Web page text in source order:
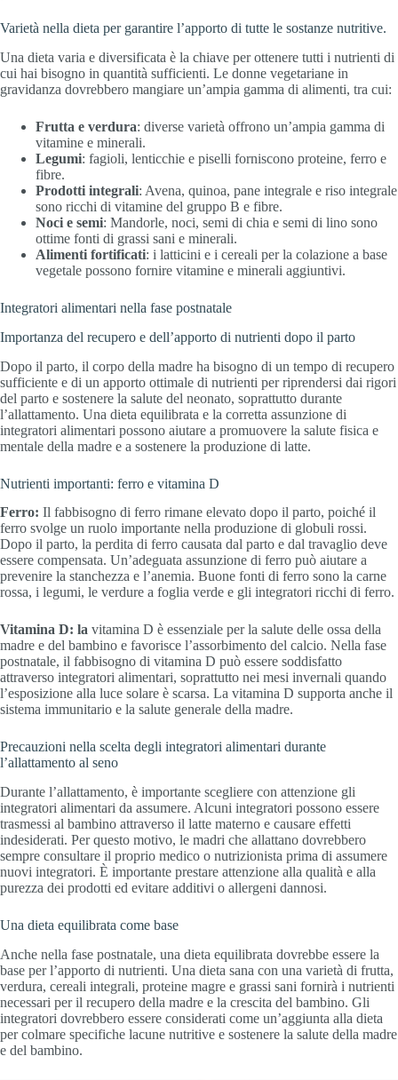
Varietà nella dieta per garantire l’apporto di tutte le sostanze nutritive.
Una dieta varia e diversificata è la chiave per ottenere tutti i nutrienti di
cui hai bisogno in quantità sufficienti. Le donne vegetariane in
gravidanza dovrebbero mangiare un’ampia gamma di alimenti, tra cui:
Frutta e verdura: diverse varietà offrono un’ampia gamma di
vitamine e minerali.
Legumi: fagioli, lenticchie e piselli forniscono proteine, ferro e
fibre.
Prodotti integrali: Avena, quinoa, pane integrale e riso integrale
sono ricchi di vitamine del gruppo B e fibre.
Noci e semi: Mandorle, noci, semi di chia e semi di lino sono
ottime fonti di grassi sani e minerali.
Alimenti fortificati: i latticini e i cereali per la colazione a base
vegetale possono fornire vitamine e minerali aggiuntivi.
Integratori alimentari nella fase postnatale
Importanza del recupero e dell’apporto di nutrienti dopo il parto
Dopo il parto, il corpo della madre ha bisogno di un tempo di recupero
sufficiente e di un apporto ottimale di nutrienti per riprendersi dai rigori
del parto e sostenere la salute del neonato, soprattutto durante
l’allattamento. Una dieta equilibrata e la corretta assunzione di
integratori alimentari possono aiutare a promuovere la salute fisica e
mentale della madre e a sostenere la produzione di latte.
Nutrienti importanti: ferro e vitamina D
Ferro: Il fabbisogno di ferro rimane elevato dopo il parto, poiché il
ferro svolge un ruolo importante nella produzione di globuli rossi.
Dopo il parto, la perdita di ferro causata dal parto e dal travaglio deve
essere compensata. Un’adeguata assunzione di ferro può aiutare a
prevenire la stanchezza e l’anemia. Buone fonti di ferro sono la carne
rossa, i legumi, le verdure a foglia verde e gli integratori ricchi di ferro.
Vitamina D: la vitamina D è essenziale per la salute delle ossa della
madre e del bambino e favorisce l’assorbimento del calcio. Nella fase
postnatale, il fabbisogno di vitamina D può essere soddisfatto
attraverso integratori alimentari, soprattutto nei mesi invernali quando
l’esposizione alla luce solare è scarsa. La vitamina D supporta anche il
sistema immunitario e la salute generale della madre.
Precauzioni nella scelta degli integratori alimentari durante
l’allattamento al seno
Durante l’allattamento, è importante scegliere con attenzione gli
integratori alimentari da assumere. Alcuni integratori possono essere
trasmessi al bambino attraverso il latte materno e causare effetti
indesiderati. Per questo motivo, le madri che allattano dovrebbero
sempre consultare il proprio medico o nutrizionista prima di assumere
nuovi integratori. È importante prestare attenzione alla qualità e alla
purezza dei prodotti ed evitare additivi o allergeni dannosi.
Una dieta equilibrata come base
Anche nella fase postnatale, una dieta equilibrata dovrebbe essere la
base per l’apporto di nutrienti. Una dieta sana con una varietà di frutta,
verdura, cereali integrali, proteine magre e grassi sani fornirà i nutrienti
necessari per il recupero della madre e la crescita del bambino. Gli
integratori dovrebbero essere considerati come un’aggiunta alla dieta
per colmare specifiche lacune nutritive e sostenere la salute della madre
e del bambino.